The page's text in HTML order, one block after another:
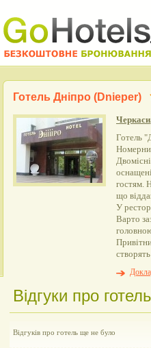
Готель Дніпро (Dnieper)
Черкаси
Готель
гостям.
що
У
Варто
Відгуки про
Відгуків про готель ще не було